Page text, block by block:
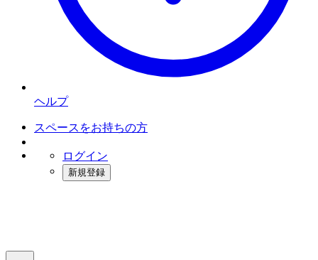
ヘルプ
スペースをお持ちの方
ログイン
新規登録